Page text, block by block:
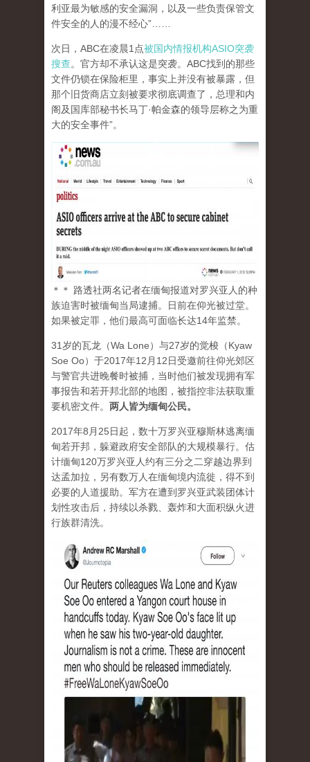
利亚最为敏感的安全漏洞，以及一些负责保管文
件安全的人的漫不经心”……
次日，ABC在凌晨1点被国内情报机构ASIO突袭
搜查。官方却不承认这是突袭。ABC找到的那些
文件仍锁在保险柜里，事实上并没有被暴露，但
那个旧货商店立刻被要求彻底调查了，总理和内
阁及国库部秘书长马丁·帕金森的领导层称之为重
大的安全事件”。
＊＊ 路透社两名记者在缅甸报道对罗兴亚人的种
族迫害时被缅甸当局逮捕。日前在仰光被过堂。
如果被定罪，他们最高可面临长达14年监禁。
31岁的瓦龙（Wa Lone）与27岁的觉梭（Kyaw
Soe Oo）于2017年12月12日受邀前往仰光郊区
与警官共进晚餐时被捕，当时他们被发现拥有军
事报告和若开邦北部的地图，被指控非法获取重
要机密文件。 两人皆为缅甸公民。
2017年8月25日起，数十万罗兴亚穆斯林逃离缅
甸若开邦，躲避政府安全部队的大规模暴行。估
计缅甸120万罗兴亚人约有三分之二穿越边界到
达孟加拉，另有数万人在缅甸境内流徙，得不到
必要的人道援助。军方在遭到罗兴亚武装团体计
划性攻击后，持续以杀戮、轰炸和大面积纵火进
行族群清洗。